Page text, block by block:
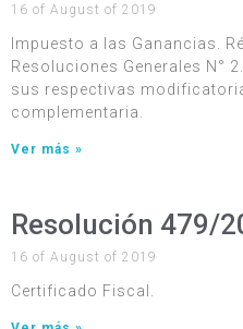
16 of August of 2019
Impuesto a las Ganancias.
Resoluciones Generales N°
sus respectivas
complementaria.
Ver más »
Resolución 479/
16 of August of 2019
Certificado Fiscal.